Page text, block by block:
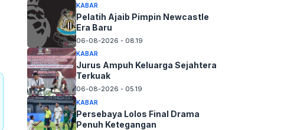
KABAR
Pelatih Ajaib Pimpin Newcastle
Era Baru
06-08-2026 - 08.19
KABAR
Jurus Ampuh Keluarga Sejahtera
Terkuak
06-08-2026 - 05.19
KABAR
Persebaya Lolos Final Drama
Penuh Ketegangan